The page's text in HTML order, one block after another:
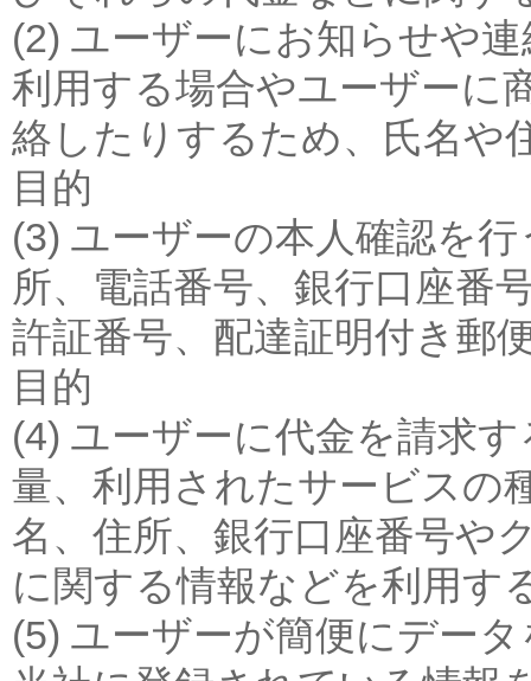
(2) ユーザーにお知らせや
利用する場合やユーザーに
絡したりするため、氏名や
目的
(3) ユーザーの本人確認を
所、電話番号、銀行口座番
許証番号、配達証明付き郵
目的
(4) ユーザーに代金を請求
量、利用されたサービスの
名、住所、銀行口座番号や
に関する情報などを利用す
(5) ユーザーが簡便にデー